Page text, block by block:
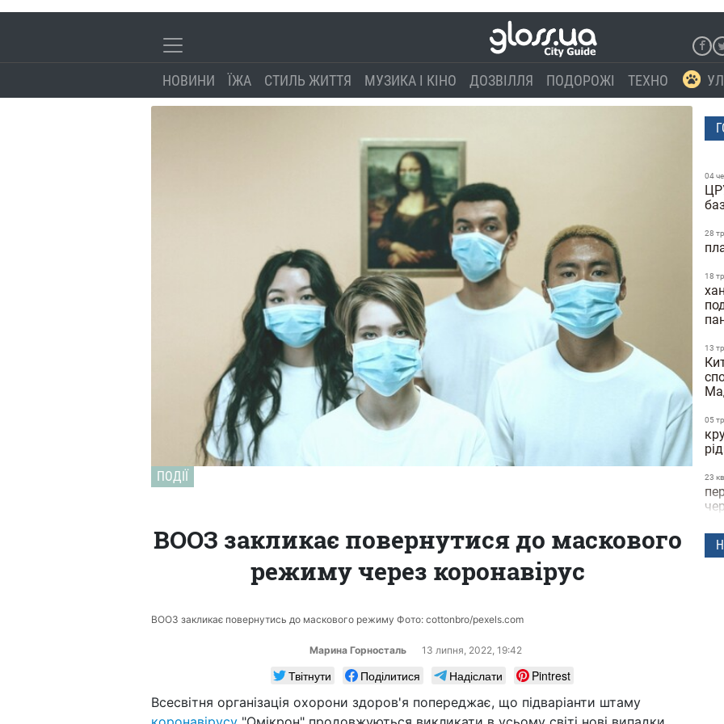
НОВИНИ ЇЖА СТИЛЬ ЖИТТЯ МУЗИКА І КІНО ДОЗВІЛЛЯ ПОДОРОЖІ ТЕХНО
ПОДІЇ
ВООЗ закликає повернутися до маскового
режиму через коронавірус
ВООЗ закликає повернутись до маскового режиму Фото: cottonbro/pexels.com
Марина Горносталь 13 липня, 2022, 19:42
Твітнути Поділитися Надіслати
Pintrest
Всесвітня організація охорони здоров'я попереджає, що підваріанти штаму
04
28
18
13
05
23
22